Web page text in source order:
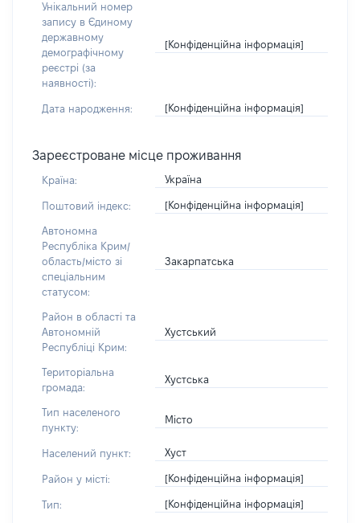
Унікальний номер
запису в Єдиному
державному
демографічному
реєстрі (за
наявності):
[Конфіденційна інформація]
Дата народження: [Конфіденційна інформація]
Зареєстроване місце проживання
Країна: Україна
Поштовий індекс: [Конфіденційна інформація]
Автономна
Республіка Крим/
область/місто зі
спеціальним
статусом:
Закарпатська
Район в області та
Автономній
Республіці Крим:
Хустський
Територіальна
громада:
Хустська
Тип населеного
пункту:
Місто
Населений пункт: Хуст
Район у місті: [Конфіденційна інформація]
Тип: [Конфіденційна інформація]